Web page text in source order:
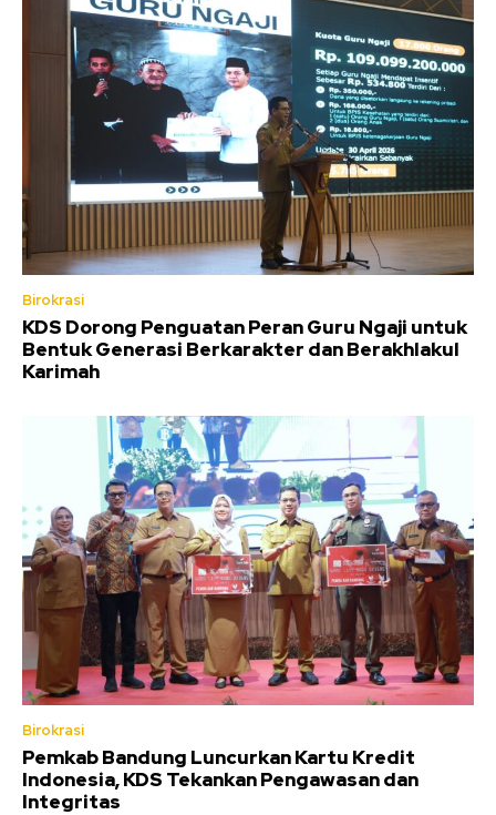
Birokrasi
KDS Dorong Penguatan Peran Guru Ngaji untuk
Bentuk Generasi Berkarakter dan Berakhlakul
Karimah
Birokrasi
Pemkab Bandung Luncurkan Kartu Kredit
Indonesia, KDS Tekankan Pengawasan dan
Integritas